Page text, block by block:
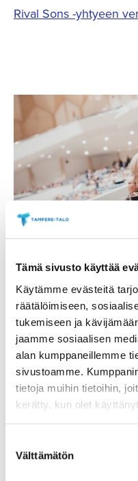
Tämä sivusto käyttää
Käytämme evästeitä
räätälöimiseen,
tukemiseen ja
jaamme sosiaalisen
alan kumppaneillemme
sivustoamme.
tietoja muihin tietoihin,
kerätty, kun olet
valinta
Välttämätön
Rival Sons -yhtyeen
Kuva:
Tiesitkö,
esityksessä
virvokkeita
katsomoon joko ennen